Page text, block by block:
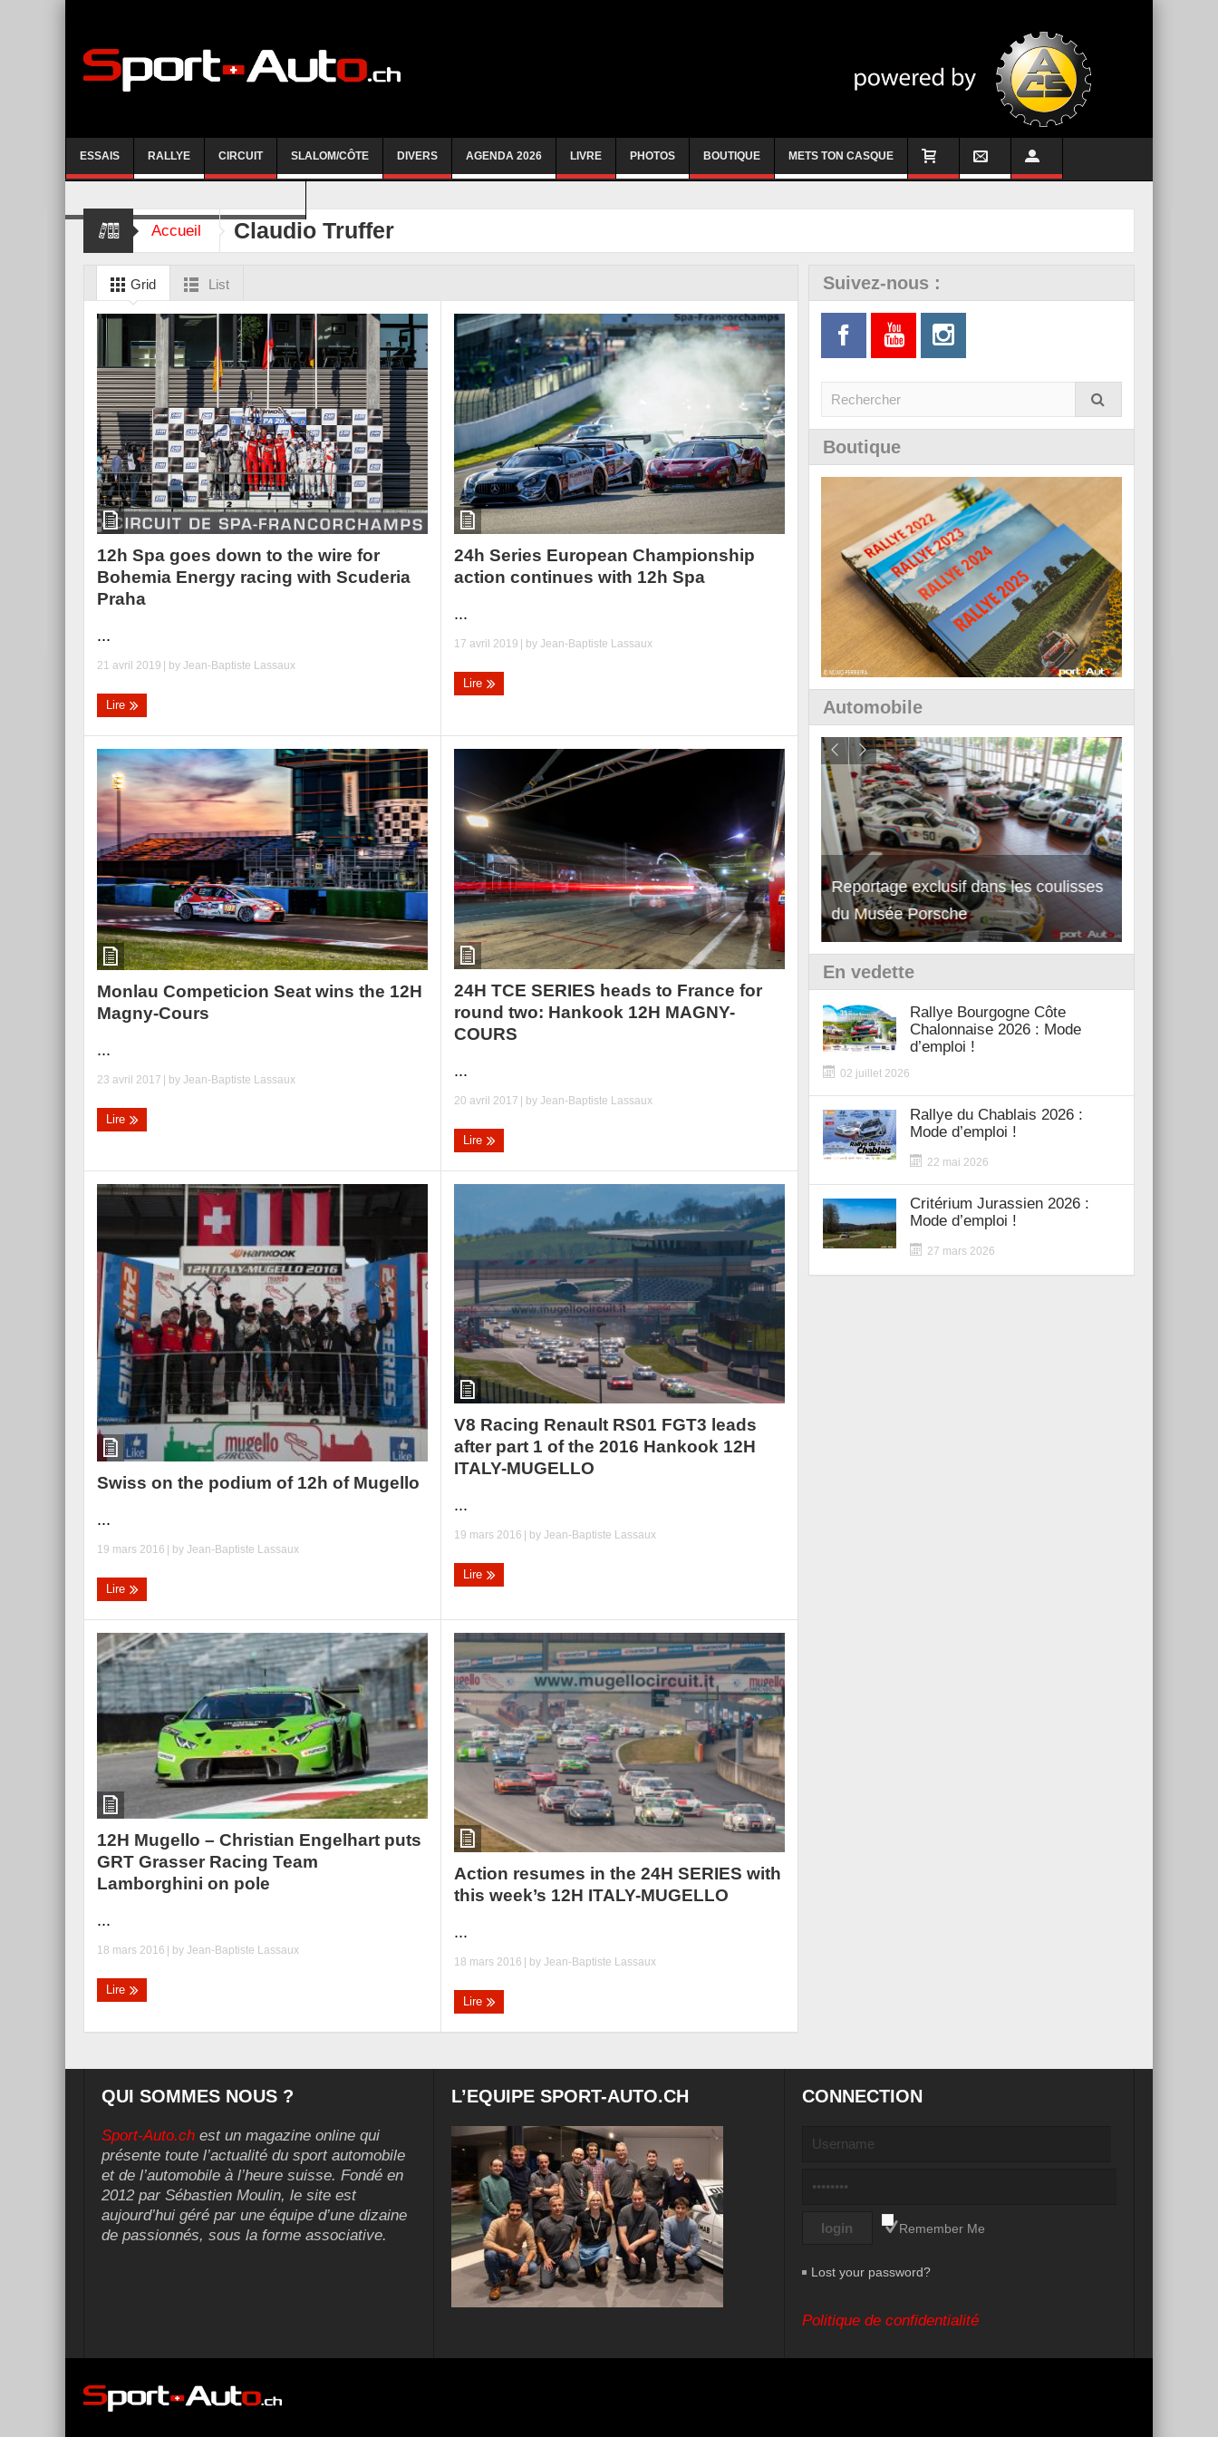
ESSAIS RALLYE CIRCUIT SLALOM/CÔTE DIVERS AGENDA 2026 LIVRE PHOTOS BOUTIQUE METS TON CASQUE
Accueil Claudio Truffer
Grid List
12h Spa goes down to the wire for
Bohemia Energy racing with Scuderia
Praha
...
21 avril 2019 | by Jean-Baptiste Lassaux
Lire
24h Series European Championship
action continues with 12h Spa
...
17 avril 2019 | byJean-Baptiste Lassaux
Lire
Monlau Competicion Seat wins the 12H
Magny-Cours
...
23 avril 2017 | by Jean-Baptiste Lassaux
Lire
24H TCE SERIES heads to France for
round two: Hankook 12H MAGNY-
COURS
...
20 avril 2017 | byJean-Baptiste Lassaux
Lire
Swiss on the podium of 12h of Mugello
...
19 mars 2016 | by Jean-Baptiste Lassaux
Lire
V8 Racing Renault RS01 FGT3 leads
after part 1 of the 2016 Hankook 12H
ITALY-MUGELLO
...
19 mars 2016 | byJean-Baptiste Lassaux
Lire
12H Mugello – Christian Engelhart puts
GRT Grasser Racing Team
Lamborghini on pole
...
18 mars 2016 | by Jean-Baptiste Lassaux
Lire
Action resumes in the 24H SERIES with
this week’s 12H ITALY-MUGELLO
...
18 mars 2016 | byJean-Baptiste Lassaux
Lire
Suivez-nous :
Boutique
Automobile
Essai – Morgan Supersport
Reportage exclusif dans les coulisses
du Musée Porsche
En vedette
Rallye Bourgogne Côte
Chalonnaise 2026 : Mode
d’emploi !
02 juillet 2026
Rallye du Chablais 2026 :
Mode d’emploi !
22 mai 2026
Critérium Jurassien 2026 :
Mode d’emploi !
27 mars 2026
QUI SOMMES NOUS ?
Sport-Auto.ch est un magazine online qui
présente toute l’actualité du sport automobile
et de l’automobile à l’heure suisse. Fondé en
2012 par Sébastien Moulin, le site est
aujourd’hui géré par une équipe d’une dizaine
de passionnés, sous la forme associative.
L’EQUIPE SPORT-AUTO.CH CONNECTION
Remember Me
Lost your password?
Politique de confidentialité